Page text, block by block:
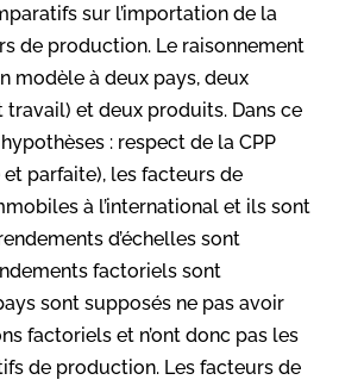
sur l’importation de la
de production. Le raisonnement
modèle à deux pays, deux
et deux produits. Dans ce
: respect de la CPP
parfaite), les facteurs de
à l’international et ils sont
d’échelles sont
factoriels sont
sont supposés ne pas avoir
factoriels et n’ont donc pas les
de production. Les facteurs de